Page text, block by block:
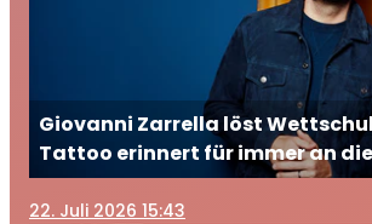
Giovanni Zarrella löst
Tattoo erinnert für immer an
Brüder
22. Juli 2026 15:43